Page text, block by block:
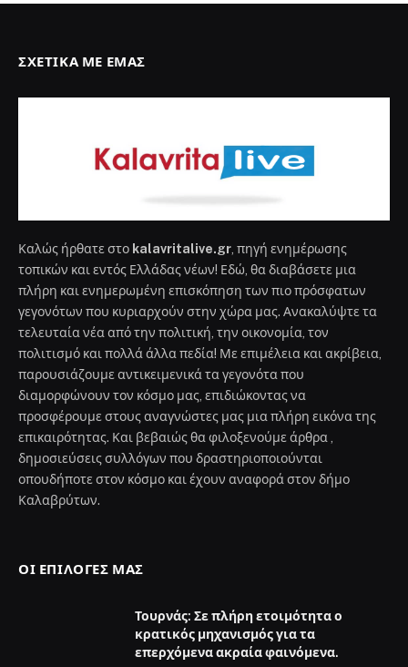
ΣΧΕΤΙΚΆ ΜΕ ΕΜΆΣ
Καλώς ήρθατε στο kalavritalive.gr, πηγή ενημέρωσης
τοπικών και εντός Ελλάδας νέων! Εδώ, θα διαβάσετε μια
πλήρη και ενημερωμένη επισκόπηση των πιο πρόσφατων
γεγονότων που κυριαρχούν στην χώρα μας. Ανακαλύψτε τα
τελευταία νέα από την πολιτική, την οικονομία, τον
πολιτισμό και πολλά άλλα πεδία! Με επιμέλεια και ακρίβεια,
παρουσιάζουμε αντικειμενικά τα γεγονότα που
διαμορφώνουν τον κόσμο μας, επιδιώκοντας να
προσφέρουμε στους αναγνώστες μας μια πλήρη εικόνα της
επικαιρότητας. Και βεβαιώς θα φιλοξενούμε άρθρα ,
δημοσιεύσεις συλλόγων που δραστηριοποιούνται
οπουδήποτε στον κόσμο και έχουν αναφορά στον δήμο
Καλαβρύτων.
ΟΙ ΕΠΙΛΟΓΈΣ ΜΑΣ
Τουρνάς: Σε πλήρη ετοιμότητα ο
κρατικός μηχανισμός για τα
επερχόμενα ακραία φαινόμενα.